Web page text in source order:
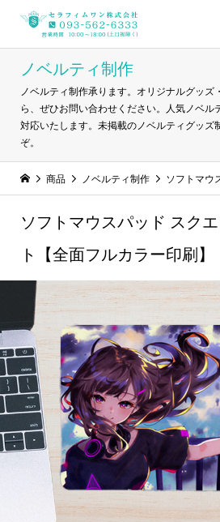
ノベルティ制作
ノベルティ制作承ります。オリジナルグッズ
ら、ぜひお問い合わせください。人気ノベル
対応いたします。未掲載のノベルティグッズ
ぞ。
商品 ノベルティ制作 ソフトマウスパッド
ソフトマウスパッド スク
ト【全面フルカラー印刷】